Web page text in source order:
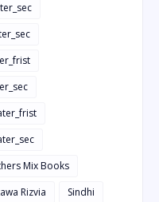
Mix Books
Rizvia Sindhi